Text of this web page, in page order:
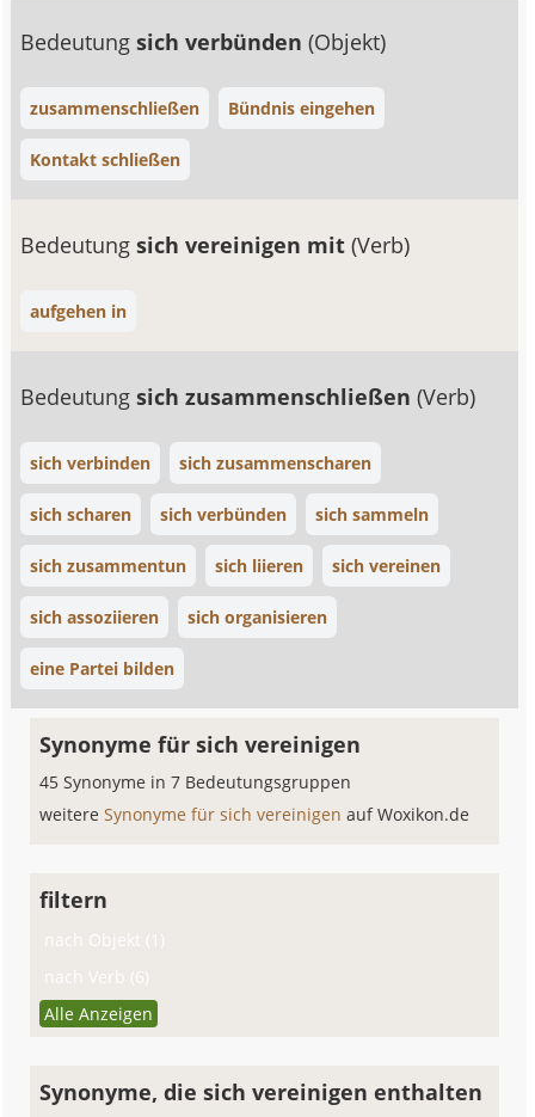
Bedeutungsich verbünden(Objekt)
zusammenschließen Bündnis eingehen
Kontakt schließen
Bedeutungsich vereinigen mit(Verb)
aufgehen in
Bedeutungsich zusammenschließen(Verb)
sich verbinden sich zusammenscharen
sich scharen sich verbünden sich sammeln
sich zusammentun sich liieren sich vereinen
sich assoziieren sich organisieren
eine Partei bilden
Synonyme für sich vereinigen
45 Synonyme in 7 Bedeutungsgruppen
weitereSynonyme für sich vereinigenauf Woxikon.de
filtern
nach Objekt (1)
nach Verb (6)
Alle Anzeigen
Synonyme, die sich vereinigen enthalten